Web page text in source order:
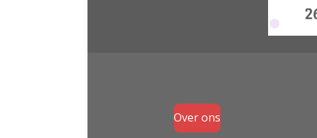
Over ons